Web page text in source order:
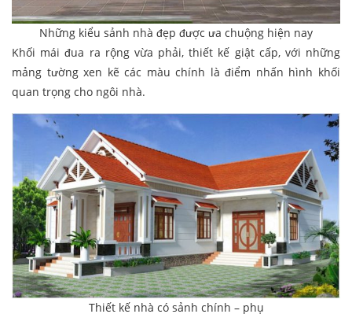
Những kiểu sảnh nhà đẹp được ưa chuộng hiện nay
Khối mái đua ra rộng vừa phải, thiết kế giật cấp, với những
mảng tường xen kẽ các màu chính là điểm nhấn hình khối
quan trọng cho ngôi nhà.
Thiết kế nhà có sảnh chính – phụ